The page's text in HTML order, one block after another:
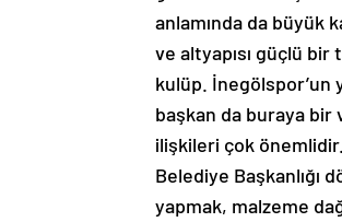
anlamında da büyük
ve altyapısı güçlü
kulüp. İnegölspor’un
başkan da buraya
ilişkileri çok
Belediye Başkanlığı
yapmak, malzeme